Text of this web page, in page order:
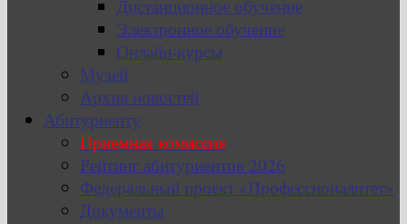
Дистанционное обучение
Электронное обучение
Онлайн-курсы
Музей
Архив новостей
Абитуриенту
Приемная комиссия
Рейтинг абитуриентов 2026
Федеральный проект «Профессионалитет»
Документы